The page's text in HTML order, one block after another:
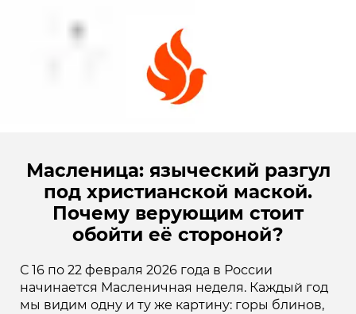
Масленица: языческий разгул
под христианской маской.
Почему верующим стоит
обойти её стороной?
С 16 по 22 февраля 2026 года в России
начинается Масленичная неделя. Каждый год
мы видим одну и ту же картину: горы блинов,